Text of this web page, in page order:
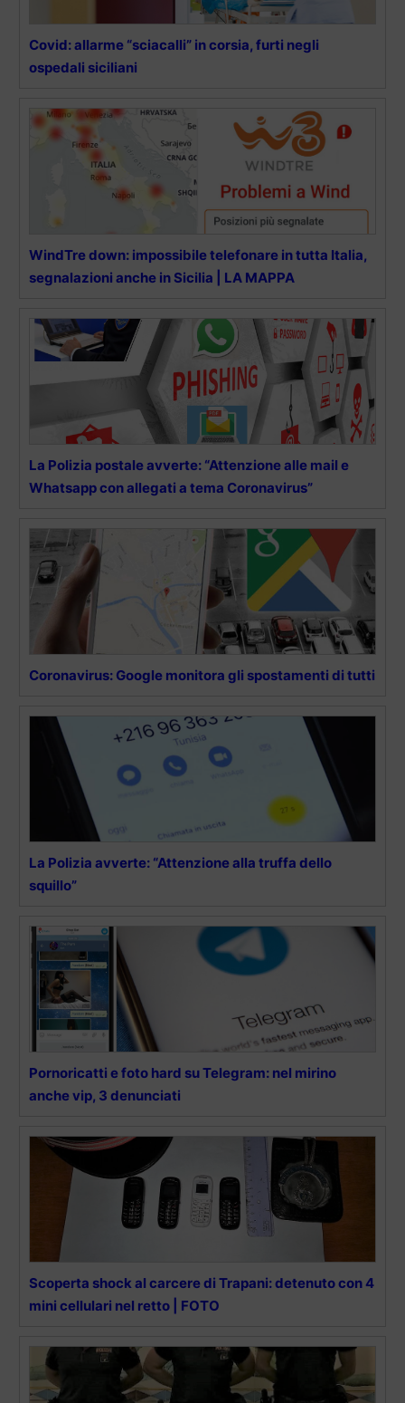
Covid: allarme “sciacalli” in corsia, furti negli
ospedali siciliani
WindTre down: impossibile telefonare in tutta Italia,
segnalazioni anche in Sicilia | LA MAPPA
La Polizia postale avverte: “Attenzione alle mail e
Whatsapp con allegati a tema Coronavirus”
Coronavirus: Google monitora gli spostamenti di tutti
La Polizia avverte: “Attenzione alla truffa dello
squillo”
Pornoricatti e foto hard su Telegram: nel mirino
anche vip, 3 denunciati
Scoperta shock al carcere di Trapani: detenuto con 4
mini cellulari nel retto | FOTO